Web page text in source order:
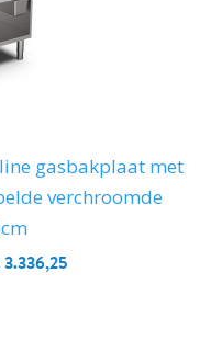
gasbakplaat met
verchroomde